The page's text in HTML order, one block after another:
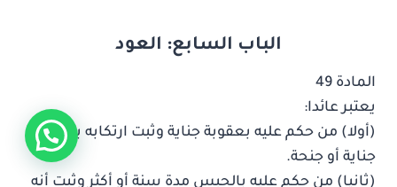
الباب السابع: العود
المادة 49
يعتبر عائدا:
(أولا) من حكم عليه بعقوبة جناية وثبت ارتكابه بعد ذلك
جناية أو جنحة.
(ثانيا) من حكم عليه بالحبس مدة سنة أو أكثر وثبت أنه